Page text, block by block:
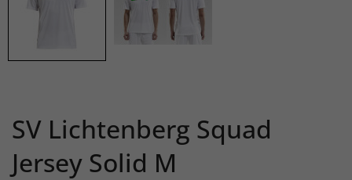
SV Lichtenberg Squad
Jersey Solid M